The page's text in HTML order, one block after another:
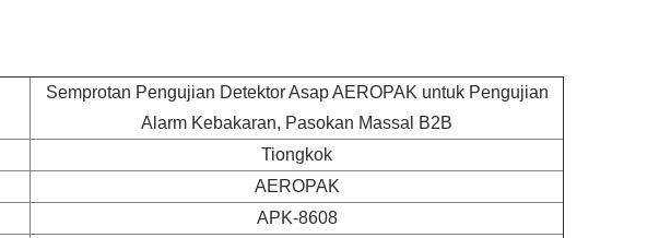
Semprotan Pengujian Detektor Asap AEROPAK untuk Pengujian
Alarm Kebakaran, Pasokan Massal B2B
Tiongkok
AEROPAK
APK-8608